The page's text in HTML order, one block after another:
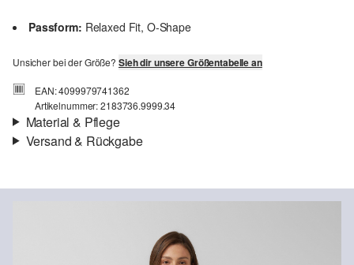
Passform: Relaxed Fit, O-Shape
Unsicher bei der Größe? Sieh dir unsere Größentabelle an
EAN: 4099979741362
Artikelnummer: 2183736.9999.34
Material & Pflege
Versand & Rückgabe
Standardlieferung einer Bestellung in Höhe von 3,95 € an. Fashion
einem Mindestbestellwert in Höhe von 149,00 € (bei einem
geringeren Bestellwert betragen die Versandkosten für eine